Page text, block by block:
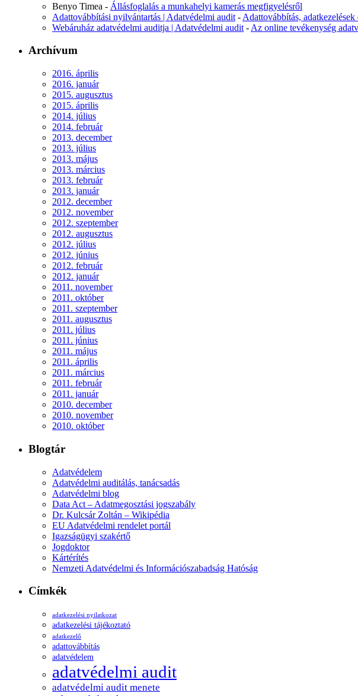
Benyo Timea - Állásfoglalás a munkahelyi kamerás megfigyelésről
Adattovábbítási nyilvántartás | Adatvédelmi audit - Adattovábbítás, adatkezelések
Webáruház adatvédelmi auditja | Adatvédelmi audit - Az online tevékenység
Archívum
2016. április
2016. január
2015. augusztus
2015. április
2014. július
2014. február
2013. december
2013. július
2013. május
2013. március
2013. február
2013. január
2012. december
2012. november
2012. szeptember
2012. augusztus
2012. július
2012. június
2012. február
2012. január
2011. november
2011. október
2011. szeptember
2011. augusztus
2011. július
2011. június
2011. május
2011. április
2011. március
2011. február
2011. január
2010. december
2010. november
2010. október
Blogtár
Adatvédelem
Adatvédelmi auditálás, tanácsadás
Adatvédelmi blog
Data Act – Adatmegosztási jogszabály
Dr. Kulcsár Zoltán – Wikipédia
EU Adatvédelmi rendelet portál
Igazságügyi szakértő
Jogdoktor
Kártérítés
Nemzeti Adatvédelmi és Információszabadság Hatóság
Címkék
adatkezelési nyilatkozat
adatkezelési tájékoztató
adatkezelő
adattovábbítás
adatvédelem
adatvédelmi audit
adatvédelmi audit menete